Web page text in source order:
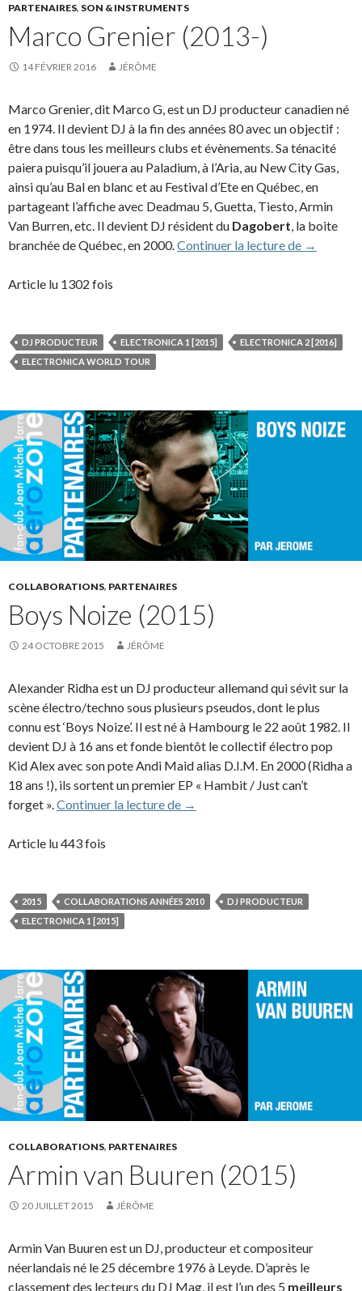
PARTENAIRES, SON & INSTRUMENTS
Marco Grenier (2013-)
14 FÉVRIER 2016 JÉRÔME
Marco Grenier, dit Marco G, est un DJ producteur canadien né
en 1974. Il devient DJ à la fin des années 80 avec un objectif :
être dans tous les meilleurs clubs et évènements. Sa ténacité
paiera puisqu’il jouera au Paladium, à l’Aria, au New City Gas,
ainsi qu’au Bal en blanc et au Festival d’Ete en Québec, en
partageant l’affiche avec Deadmau 5, Guetta, Tiesto, Armin
Van Burren, etc. Il devient DJ résident du Dagobert , la boite
branchée de Québec, en 2000. Continuer la lecture de Marco
→
Article lu 1302 fois
DJ PRODUCTEUR ELECTRONICA 1 [2015]
ELECTRONICA 2 [2016]
ELECTRONICA WORLD TOUR
COLLABORATIONS, PARTENAIRES
Boys Noize (2015)
24 OCTOBRE 2015 JÉRÔME
Alexander Ridha est un DJ producteur allemand qui sévit sur la
scène électro/techno sous plusieurs pseudos, dont le plus
connu est ‘Boys Noize’. Il est né à Hambourg le 22 août 1982. Il
devient DJ à 16 ans et fonde bientôt le collectif électro pop
Kid Alex avec son pote Andi Maid alias D.I.M. En 2000 (Ridha a
18 ans !), ils sortent un premier EP « Hambit / Just can’t
forget ».Continuer la lecture de Boys Noize (2015)
→
Article lu 443 fois
2015 COLLABORATIONS ANNÉES 2010
DJ PRODUCTEUR
ELECTRONICA 1 [2015]
COLLABORATIONS, PARTENAIRES
Armin van Buuren (2015)
20 JUILLET 2015 JÉRÔME
Armin Van Buuren est un DJ, producteur et compositeur
néerlandais né le 25 décembre 1976 à Leyde. D’après le
classement des lecteurs du DJ Mag, il est l’un des 5 meilleurs